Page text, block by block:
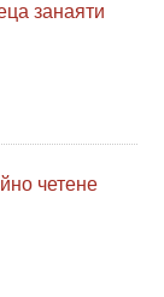
занаяти
четене